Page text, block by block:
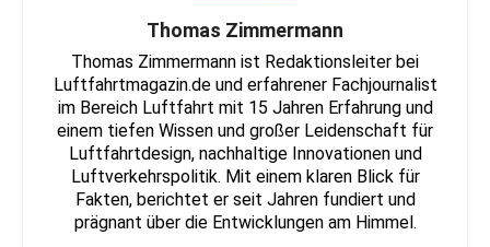
Thomas Zimmermann
Thomas Zimmermann ist Redaktionsleiter bei
Luftfahrtmagazin.de und erfahrener Fachjournalist
im Bereich Luftfahrt mit 15 Jahren Erfahrung und
einem tiefen Wissen und großer Leidenschaft für
Luftfahrtdesign, nachhaltige Innovationen und
Luftverkehrspolitik. Mit einem klaren Blick für
Fakten, berichtet er seit Jahren fundiert und
prägnant über die Entwicklungen am Himmel.